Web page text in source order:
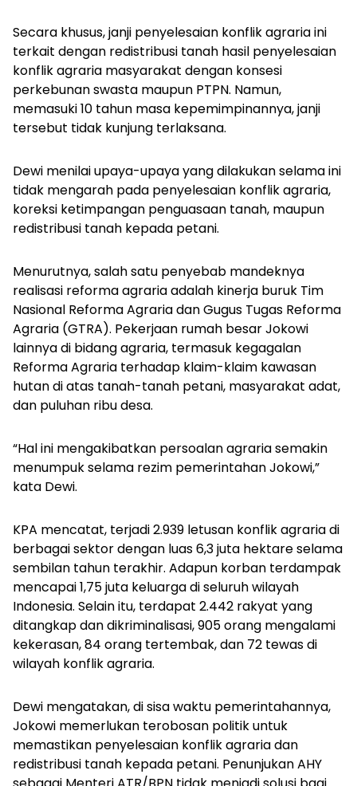
Secara khusus, janji penyelesaian konflik agraria ini
terkait dengan redistribusi tanah hasil penyelesaian
konflik agraria masyarakat dengan konsesi
perkebunan swasta maupun PTPN. Namun,
memasuki 10 tahun masa kepemimpinannya, janji
tersebut tidak kunjung terlaksana.
Dewi menilai upaya-upaya yang dilakukan selama ini
tidak mengarah pada penyelesaian konflik agraria,
koreksi ketimpangan penguasaan tanah, maupun
redistribusi tanah kepada petani.
Menurutnya, salah satu penyebab mandeknya
realisasi reforma agraria adalah kinerja buruk Tim
Nasional Reforma Agraria dan Gugus Tugas Reforma
Agraria (GTRA). Pekerjaan rumah besar Jokowi
lainnya di bidang agraria, termasuk kegagalan
Reforma Agraria terhadap klaim-klaim kawasan
hutan di atas tanah-tanah petani, masyarakat adat,
dan puluhan ribu desa.
“Hal ini mengakibatkan persoalan agraria semakin
menumpuk selama rezim pemerintahan Jokowi,”
kata Dewi.
KPA mencatat, terjadi 2.939 letusan konflik agraria di
berbagai sektor dengan luas 6,3 juta hektare selama
sembilan tahun terakhir. Adapun korban terdampak
mencapai 1,75 juta keluarga di seluruh wilayah
Indonesia. Selain itu, terdapat 2.442 rakyat yang
ditangkap dan dikriminalisasi, 905 orang mengalami
kekerasan, 84 orang tertembak, dan 72 tewas di
wilayah konflik agraria.
Dewi mengatakan, di sisa waktu pemerintahannya,
Jokowi memerlukan terobosan politik untuk
memastikan penyelesaian konflik agraria dan
redistribusi tanah kepada petani. Penunjukan AHY